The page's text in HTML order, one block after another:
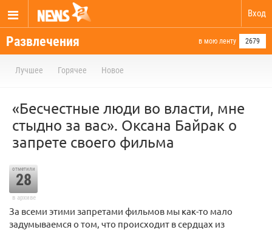
Вход
Развлечения в мою ленту 2679
Лучшее Горячее Новое
«Бесчестные люди во власти, мне
стыдно за вас». Оксана Байрак о
запрете своего фильма
отметили
28
в архиве
За всеми этими запретами фильмов мы как-то мало
задумываемся о том, что происходит в сердцах из